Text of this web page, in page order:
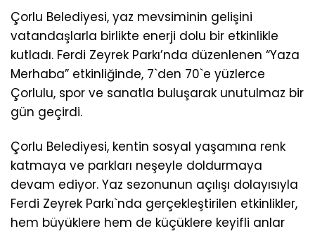
Çorlu Belediyesi, yaz mevsiminin gelişini
vatandaşlarla birlikte enerji dolu bir etkinlikle
kutladı. Ferdi Zeyrek Parkı’nda düzenlenen “Yaza
Merhaba” etkinliğinde, 7`den 70`e yüzlerce
Çorlulu, spor ve sanatla buluşarak unutulmaz bir
gün geçirdi.
Çorlu Belediyesi, kentin sosyal yaşamına renk
katmaya ve parkları neşeyle doldurmaya
devam ediyor. Yaz sezonunun açılışı dolayısıyla
Ferdi Zeyrek Parkı`nda gerçekleştirilen etkinlikler,
hem büyüklere hem de küçüklere keyifli anlar